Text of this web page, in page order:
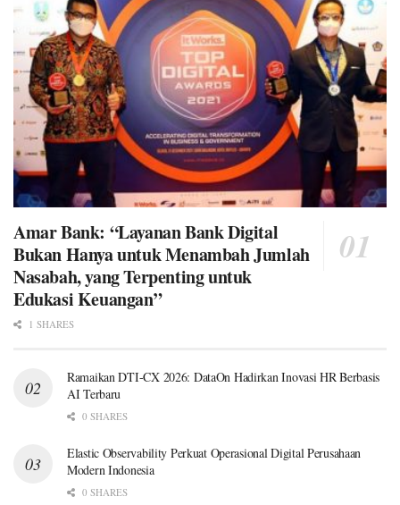
Amar Bank: “Layanan Bank Digital
Bukan Hanya untuk Menambah Jumlah
Nasabah, yang Terpenting untuk
Edukasi Keuangan”
1 SHARES
Ramaikan DTI-CX 2026: DataOn Hadirkan Inovasi HR Berbasis
AI Terbaru
0 SHARES
Elastic Observability Perkuat Operasional Digital Perusahaan
Modern Indonesia
0 SHARES